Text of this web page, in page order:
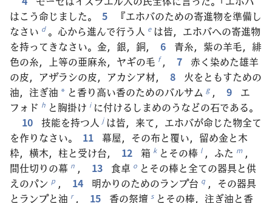
はこう命じました。
5
『エホバのための寄進物を準備し
なさい d 。心から進んで行う人 e は皆，エホバへの寄進物
を持ってきなさい。金，銀，銅，
6
青糸，紫の羊毛，緋
色の糸，上等の亜麻糸，ヤギの毛 f ， 7
赤く染めた雄羊
の皮，アザラシの皮，アカシア材，
8
火をともすための
油，注ぎ油 * と香り高い香のためのバルサム g ， 9
エ
フォド h と胸掛け i に付けるしまめのうなどの石である。
10 技能を持つ人 j は皆，来て，エホバが命じた物全て
を作りなさい。
11
幕屋，その布と覆い，留め金と木
枠，横木，柱と受け台，
12 箱 k とその棒 l ，ふた m ，
間仕切りの幕 n ， 13 食卓 o とその棒と全ての器具と供
えのパン p ， 14 明かりのためのランプ台 q ，その器具
とランプと油 r ， 15 香の祭壇 s とその棒，注ぎ油と香